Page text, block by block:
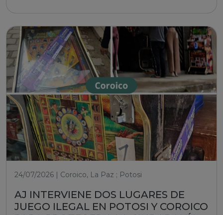
24/07/2026 | Coroico, La Paz ; Potosi
AJ INTERVIENE DOS LUGARES DE
JUEGO ILEGAL EN POTOSI Y COROICO